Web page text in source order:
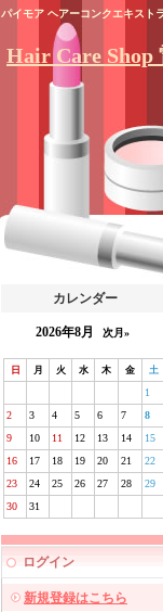
パイモア ヘアーコンクエキスト
Hair Care Shop
カレンダー
2026年8月 次月»
日 月 火 水 木 金 土
1
2
3 4 5 6 7
8
9
10 11 12 13 14
15
16
17 18 19 20 21
22
23
24 25 26 27 28
29
30
31
ログイン
新規登録はこちら